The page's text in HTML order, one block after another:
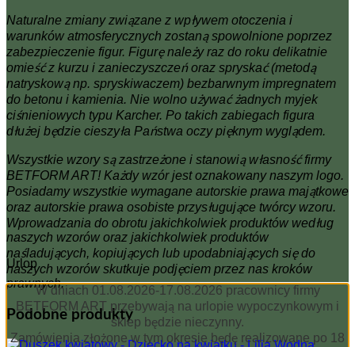
Naturalne zmiany związane z wpływem otoczenia i
warunków atmosferycznych zostaną spowolnione poprzez
zabezpieczenie figur. Figurę należy raz do roku delikatnie
omieść z kurzu i zanieczyszczeń oraz spryskać (metodą
natryskową np. spryskiwaczem) bezbarwnym impregnatem
do betonu i kamienia. Nie wolno używać żadnych myjek
ciśnieniowych typu Karcher. Po takich zabiegach figura
dłużej będzie cieszyła Państwa oczy pięknym wyglądem.
Wszystkie wzory są zastrzeżone i stanowią własność firmy
BETFORM ART! Każdy wzór jest oznakowany naszym logo.
Posiadamy wszystkie wymagane autorskie prawa majątkowe
oraz autorskie prawa osobiste przysługujące twórcy wzoru.
Wprowadzania do obrotu jakichkolwiek produktów według
naszych wzorów oraz jakichkolwiek produktów
naśladujących, kopiujących lub upodabniających się do
naszych wzorów skutkuje podjęciem przez nas kroków
prawnych.
Podobne produkty
Urlop
W dniach 01.08.2026-17.08.2026 pracownicy firmy
BETFORM ART przebywają na urlopie wypoczynkowym i
sklep będzie nieczynny.
Zamówienia złożone w tym okresie będę realizowane po 18